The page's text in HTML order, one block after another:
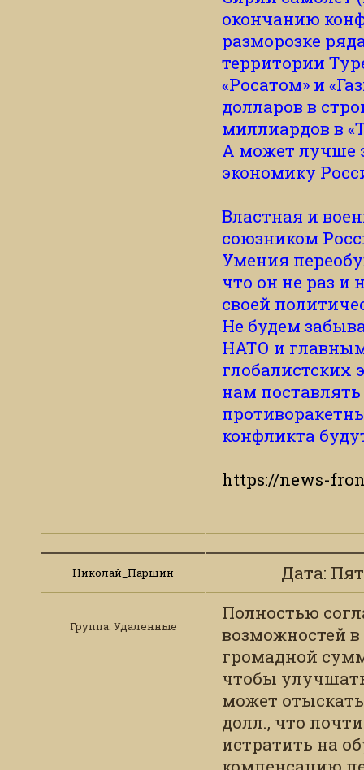
окончанию
разморозке
территории
«Росатом» и
долларов в
миллиардов в
А может лучше
экономику
Властная и
союзником
Умения
что он не раз и
своей
Не будем
НАТО и
глобалистских
нам
конфликта
https://news-
Николай_Паршин Дата:
Группа: Удаленные
Полностью
возможностей
громадной
чтобы
может
долл., что
истратить на